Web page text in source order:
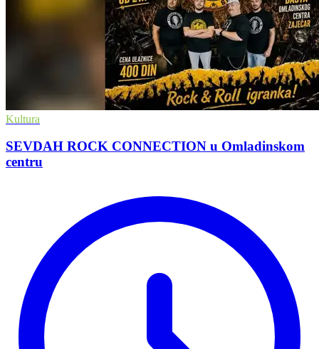
Kultura
SEVDAH ROCK CONNECTION u Omladinskom
centru